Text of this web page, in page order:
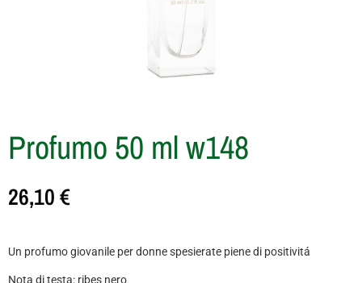
Profumo 50 ml w148
26,10€
Un profumo giovanile per donne spesierate piene di positivitá
Nota di testa: ribes nero